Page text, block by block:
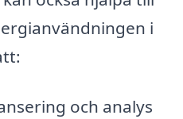
i
och analys